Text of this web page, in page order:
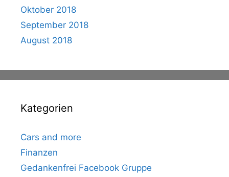
Oktober 2018
September 2018
August 2018
Kategorien
Cars and more
Finanzen
Gedankenfrei Facebook Gruppe